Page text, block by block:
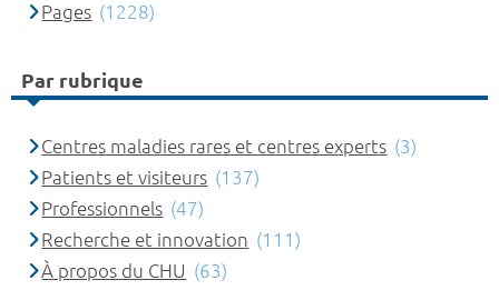
Pages (1228)
Par rubrique
Centres maladies rares et centres experts (3)
Patients et visiteurs (137)
Professionnels (47)
Recherche et innovation (111)
À propos du CHU (63)